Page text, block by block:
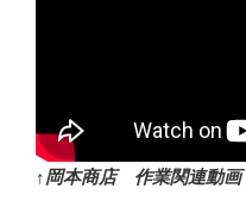
↑岡本商店 作業関連動画